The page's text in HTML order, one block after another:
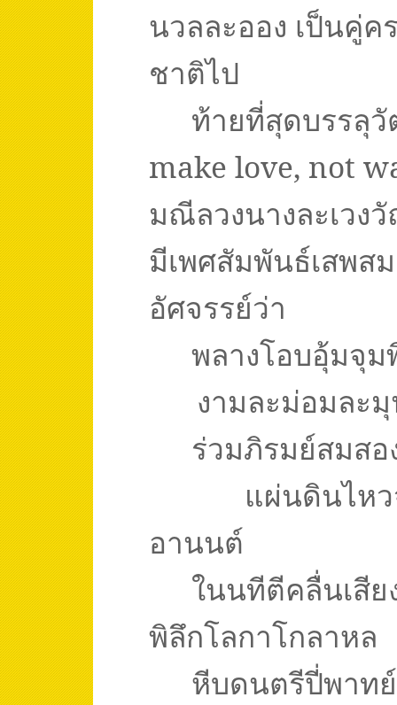
นวลละออง เป็นคู่ค
ชาติไป
ท้ายที่สุดบรรลุวั
make love, not
มณีลวงนางละเวง
มีเพศสัมพันธ์เสพส
อัศจรรย์ว่า
พลางโอบอุ้มจุ
งามละม่อมละ
ร่วมภิรมย์สมสอ
แผ่นดินไห
อานนต์
ในนทีตีคลื่นเสี
พิลึกโลกาโกลาหล
หีบดนตรีปี่พาท